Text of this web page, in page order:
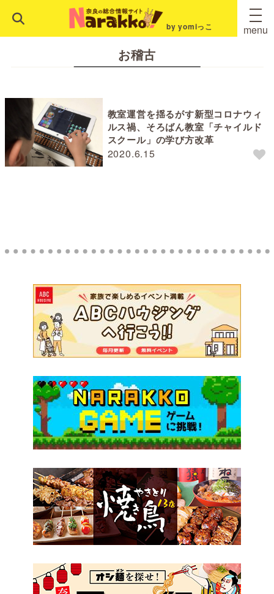
by yomiっこ menu
お稽古
2020.6.15
教室運営を揺るがす新型コロナウィ
ルス禍、そろばん教室「チャイルド
スクール」の学び方改革